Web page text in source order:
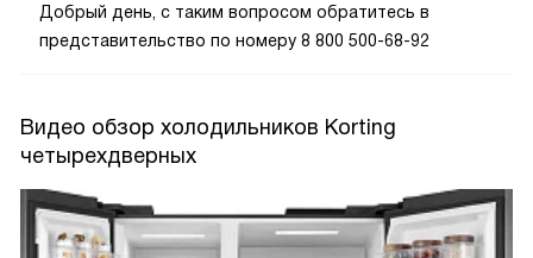
Добрый день, с таким вопросом обратитесь в
представительство по номеру 8 800 500-68-92
Видео обзор холодильников Korting
четырехдверных